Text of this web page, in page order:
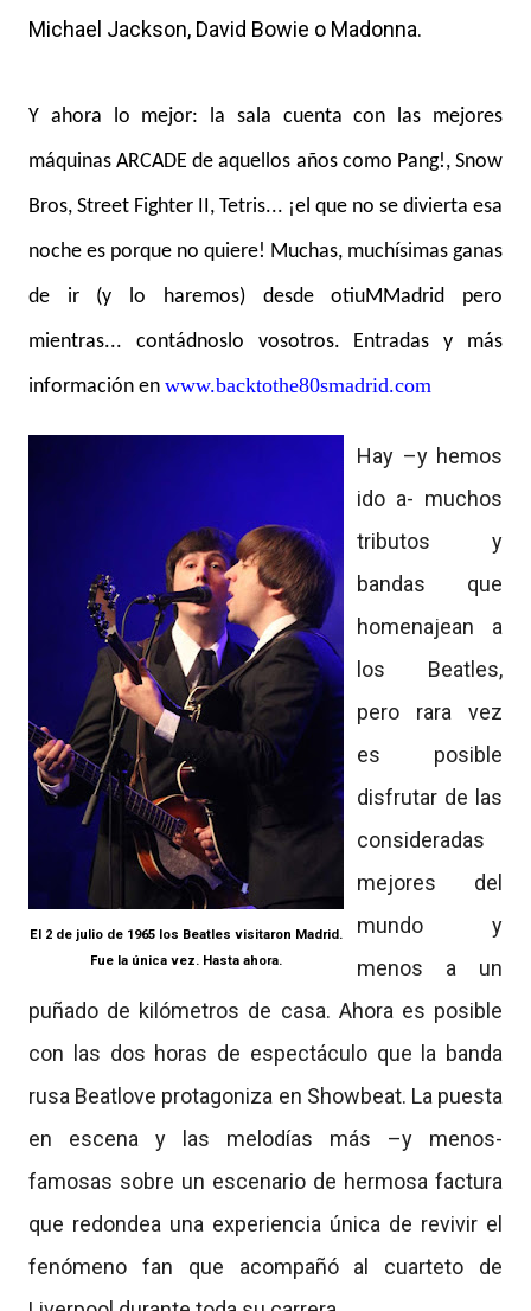
Michael Jackson, David Bowie o Madonna.
Y ahora lo mejor: la sala cuenta con las mejores
máquinas ARCADE de aquellos años como Pang!, Snow
Bros, Street Fighter II, Tetris... ¡el que no se divierta esa
noche es porque no quiere! Muchas, muchísimas ganas
de ir (y lo haremos) desde otiuMMadrid pero
mientras... contádnoslo vosotros. Entradas y más
información en www.backtothe80smadrid.com
El 2 de julio de 1965 los Beatles visitaron Madrid.
Fue la única vez. Hasta ahora.
Hay –y hemos
ido a- muchos
tributos y
bandas que
homenajean a
los Beatles,
pero rara vez
es posible
disfrutar de las
consideradas
mejores del
mundo y
menos a un
puñado de kilómetros de casa. Ahora es posible
con las dos horas de espectáculo que la banda
rusa Beatlove protagoniza en Showbeat. La puesta
en escena y las melodías más –y menos-
famosas sobre un escenario de hermosa factura
que redondea una experiencia única de revivir el
fenómeno fan que acompañó al cuarteto de